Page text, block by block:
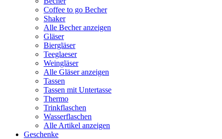
Coffee to go Becher
Shaker
Alle Becher anzeigen
Gläser
Biergläser
Teeglaeser
Weingläser
Alle Gläser anzeigen
Tassen
Tassen mit Untertasse
Thermo
Trinkflaschen
Wasserflaschen
Alle Artikel anzeigen
Geschenke